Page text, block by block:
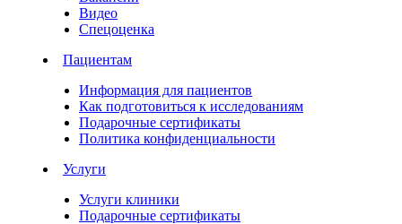
Видео
Спецоценка
Пациентам
Информация для пациентов
Как подготовиться к исследованиям
Подарочные сертификаты
Политика конфиденциальности
Услуги
Услуги клиники
Подарочные сертификаты